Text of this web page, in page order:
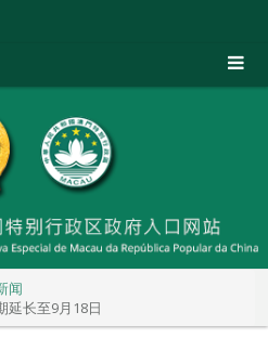
闻
延长至9月18日